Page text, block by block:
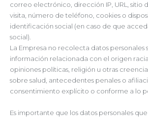
correo electrónico, dirección IP, URL, sitio
visita, número de teléfono, cookies o
identificación social (en caso de que
social).
La Empresa no recolecta datos personales
información relacionada con el origen
opiniones políticas, religión u otras
sobre salud, antecedentes penales o
consentimiento explícito o conforme a lo
Es importante que los datos personales